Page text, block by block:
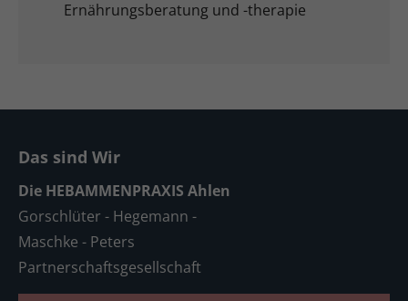
Ernährungsberatung und -therapie
Das sind Wir
Die HEBAMMENPRAXIS Ahlen
Gorschlüter - Hegemann -
Maschke - Peters
Partnerschaftsgesellschaft